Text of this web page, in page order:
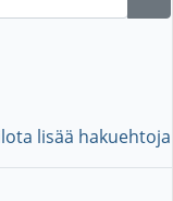
lisää hakuehtoja